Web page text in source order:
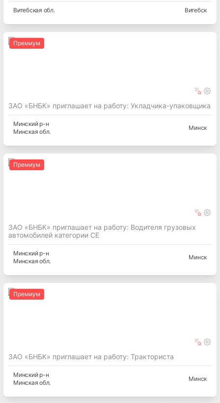
Витебская обл. Витебск
Премиум
ЗАО «БНБК» приглашает на работу: Укладчика-упаковщика
Минскийр-н
Минская обл.
Минск
Премиум
ЗАО «БНБК» приглашает на работу: Водителя грузовых
автомобилей категории СE
Минскийр-н
Минская обл.
Минск
Премиум
ЗАО «БНБК» приглашает на работу: Тракториста
Минскийр-н
Минская обл.
Минск